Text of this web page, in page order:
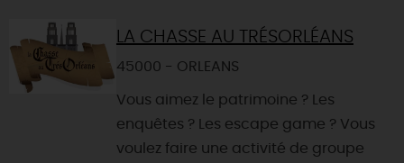
LA CHASSE AU TRÉSORLÉANS
45000 - ORLEANS
Vous aimez le patrimoine ? Les
enquêtes ? Les escape game ? Vous
voulez faire une activité de groupe